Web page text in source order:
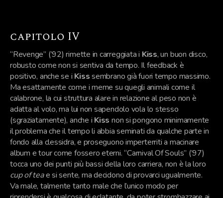
capitolo IV
“Revenge” (’92) rimette in carreggiata i Kiss, un buon disco,
robusto come non si sentiva da tempo. Il feedback è
positivo, anche se i Kisssembrano già fuori tempo massimo.
Ma esattamente come i meme su quegli animali come il
calabrone, la cui struttura alare in relazione al peso non è
adatta al volo, ma lui non sapendolo vola lo stesso
(sgraziatamente), anche i Kiss non si pongono minimamente
il problema che il tempo li abbia seminati da qualche parte in
fondo alla clessidra, e proseguono imperterriti a macinare
album e tour come fossero eterni. “Carnival Of Souls” (’97)
tocca uno dei punti più bassi della loro carriera, non è la loro
cup of teae si sente, ma decidono di provarci ugualmente.
Va male, talmente tanto male che l’unico modo per